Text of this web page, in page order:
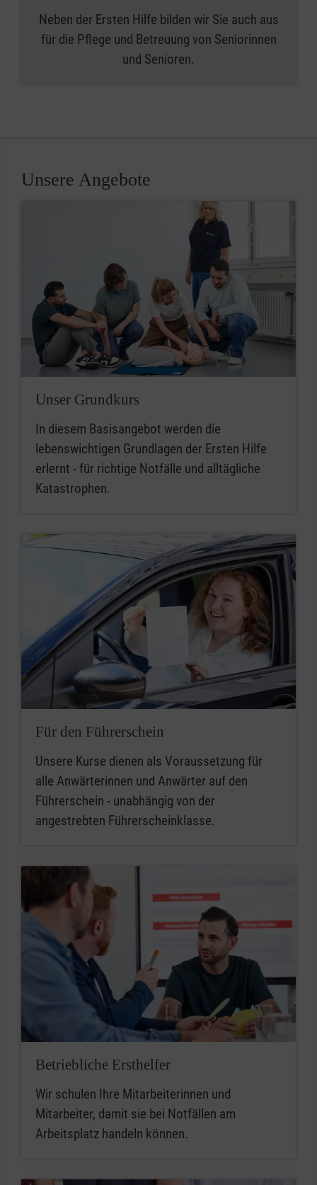
Neben der Ersten Hilfe bilden wir Sie auch aus
für die Pflege und Betreuung von Seniorinnen
und Senioren.
Unsere Angebote
Unser Grundkurs
In diesem Basisangebot werden die
lebenswichtigen Grundlagen der Ersten Hilfe
erlernt - für richtige Notfälle und alltägliche
Katastrophen.
Für den Führerschein
Unsere Kurse dienen als Voraussetzung für
alle Anwärterinnen und Anwärter auf den
Führerschein - unabhängig von der
angestrebten Führerscheinklasse.
Betriebliche Ersthelfer
Wir schulen Ihre Mitarbeiterinnen und
Mitarbeiter, damit sie bei Notfällen am
Arbeitsplatz handeln können.